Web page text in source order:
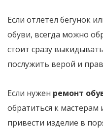
Если отлетел бегунок
обуви, всегда можно
стоит сразу
послужить верой и
Если нужен ремонт
обратиться к мастерам
привести изделие в